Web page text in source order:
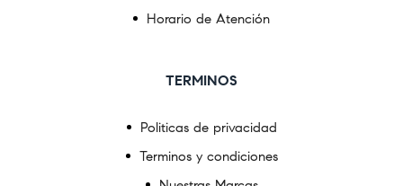
Horario de Atención
TERMINOS
Politicas de privacidad
Terminos y condiciones